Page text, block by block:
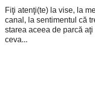
Fiţi atenţi(te) la vise, la
canal, la sentimentul că
starea aceea de parcă
ceva...